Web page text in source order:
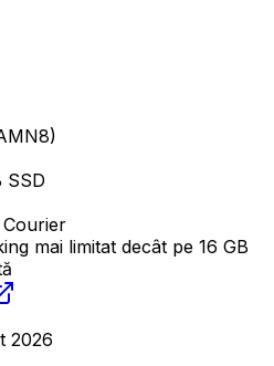
SSD
mai limitat decât pe 16 GB
2026